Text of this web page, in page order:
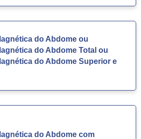
do Abdome ou
do Abdome Total ou
do Abdome Superior e
do Abdome com